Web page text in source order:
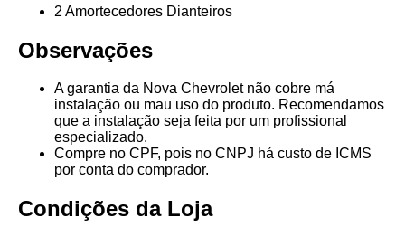
2 Amortecedores Dianteiros
Observações
A garantia da Nova Chevrolet não cobre má
instalação ou mau uso do produto. Recomendamos
que a instalação seja feita por um profissional
especializado.
Compre no CPF, pois no CNPJ há custo de ICMS
por conta do comprador.
Condições da Loja